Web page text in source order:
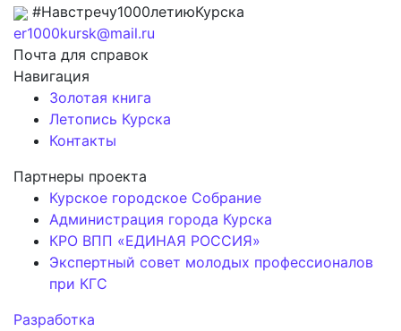
#Навстречу1000летиюКурска
er1000kursk@mail.ru
Почта для справок
Навигация
Золотая книга
Летопись Курска
Контакты
Партнеры проекта
Курское городское Собрание
Администрация города Курска
КРО ВПП «ЕДИНАЯ РОССИЯ»
Экспертный совет молодых профессионалов
при КГС
Разработка